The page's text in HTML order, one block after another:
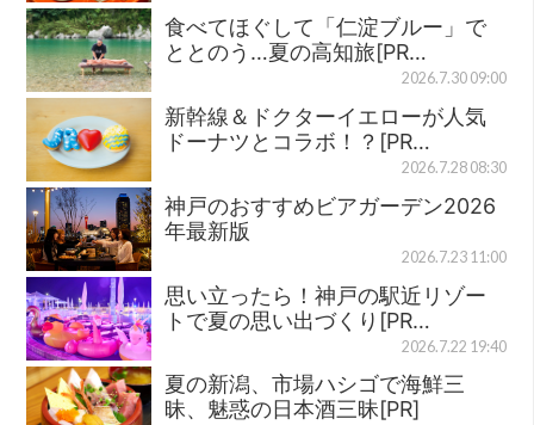
食べてほぐして「仁淀ブルー」で
ととのう…夏の高知旅[PR…
2026.7.30 09:00
新幹線＆ドクターイエローが人気
ドーナツとコラボ！？[PR…
2026.7.28 08:30
神戸のおすすめビアガーデン2026
年最新版
2026.7.23 11:00
思い立ったら！神戸の駅近リゾー
トで夏の思い出づくり[PR…
2026.7.22 19:40
夏の新潟、市場ハシゴで海鮮三
昧、魅惑の日本酒三昧[PR]